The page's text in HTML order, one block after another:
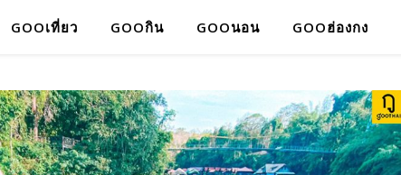
GOOเที่ยว GOOกิน GOOนอน GOOฮ่องกง